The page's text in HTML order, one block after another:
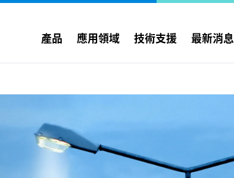
產品 應用領域 技術支援 最新消息